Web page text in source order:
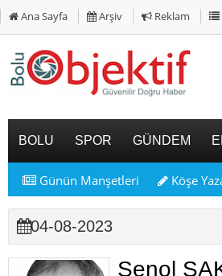
Ana Sayfa Arşiv Reklam
BOLU SPOR GÜNDEM
Günün Manşetleri Köşe
04-08-2023
Şenol